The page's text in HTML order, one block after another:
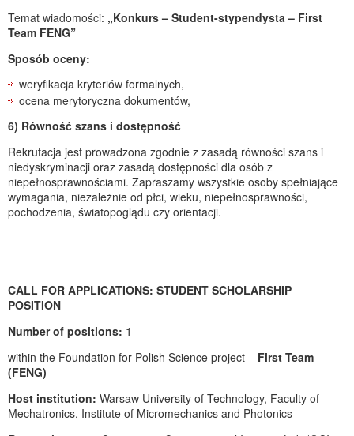
Temat wiadomości: „Konkurs – Student-stypendysta – First
Team FENG”
Sposób oceny:
weryfikacja kryteriów formalnych,
ocena merytoryczna dokumentów,
6) Równość szans i dostępność
Rekrutacja jest prowadzona zgodnie z zasadą równości szans i
niedyskryminacji oraz zasadą dostępności dla osób z
niepełnosprawnościami. Zapraszamy wszystkie osoby spełniające
wymagania, niezależnie od płci, wieku, niepełnosprawności,
pochodzenia, światopoglądu czy orientacji.
CALL FOR APPLICATIONS: STUDENT SCHOLARSHIP
POSITION
Number of positions: 1
within the Foundation for Polish Science project – First Team
(FENG)
Host institution: Warsaw University of Technology, Faculty of
Mechatronics, Institute of Micromechanics and Photonics